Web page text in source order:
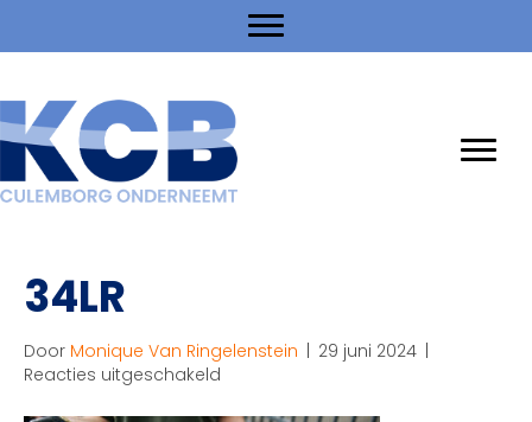
34LR
Door Monique Van Ringelenstein | 29 juni 2024 |
Reacties uitgeschakeld